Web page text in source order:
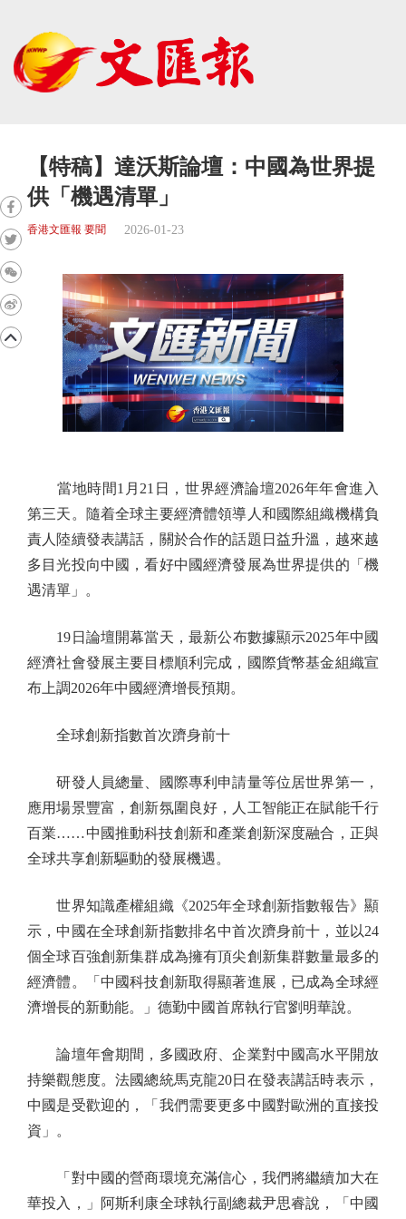
【特稿】達沃斯論壇：中國為世界提
供「機遇清單」
香港文匯報 要聞 2026-01-23
當地時間1月21日，世界經濟論壇2026年年會進入
第三天。隨着全球主要經濟體領導人和國際組織機構負
責人陸續發表講話，關於合作的話題日益升溫，越來越
多目光投向中國，看好中國經濟發展為世界提供的「機
遇清單」。
19日論壇開幕當天，最新公布數據顯示2025年中國
經濟社會發展主要目標順利完成，國際貨幣基金組織宣
布上調2026年中國經濟增長預期。
全球創新指數首次躋身前十
研發人員總量、國際專利申請量等位居世界第一，
應用場景豐富，創新氛圍良好，人工智能正在賦能千行
百業……中國推動科技創新和產業創新深度融合，正與
全球共享創新驅動的發展機遇。
世界知識產權組織《2025年全球創新指數報告》顯
示，中國在全球創新指數排名中首次躋身前十，並以24
個全球百強創新集群成為擁有頂尖創新集群數量最多的
經濟體。「中國科技創新取得顯著進展，已成為全球經
濟增長的新動能。」德勤中國首席執行官劉明華說。
論壇年會期間，多國政府、企業對中國高水平開放
持樂觀態度。法國總統馬克龍20日在發表講話時表示，
中國是受歡迎的，「我們需要更多中國對歐洲的直接投
資」。
「對中國的營商環境充滿信心，我們將繼續加大在
華投入，」阿斯利康全球執行副總裁尹思睿說，「中國